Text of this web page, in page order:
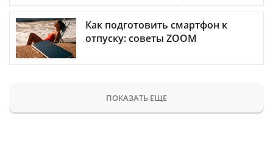
Как подготовить смартфон к
отпуску: советы ZOOM
ПОКАЗАТЬ ЕЩЕ